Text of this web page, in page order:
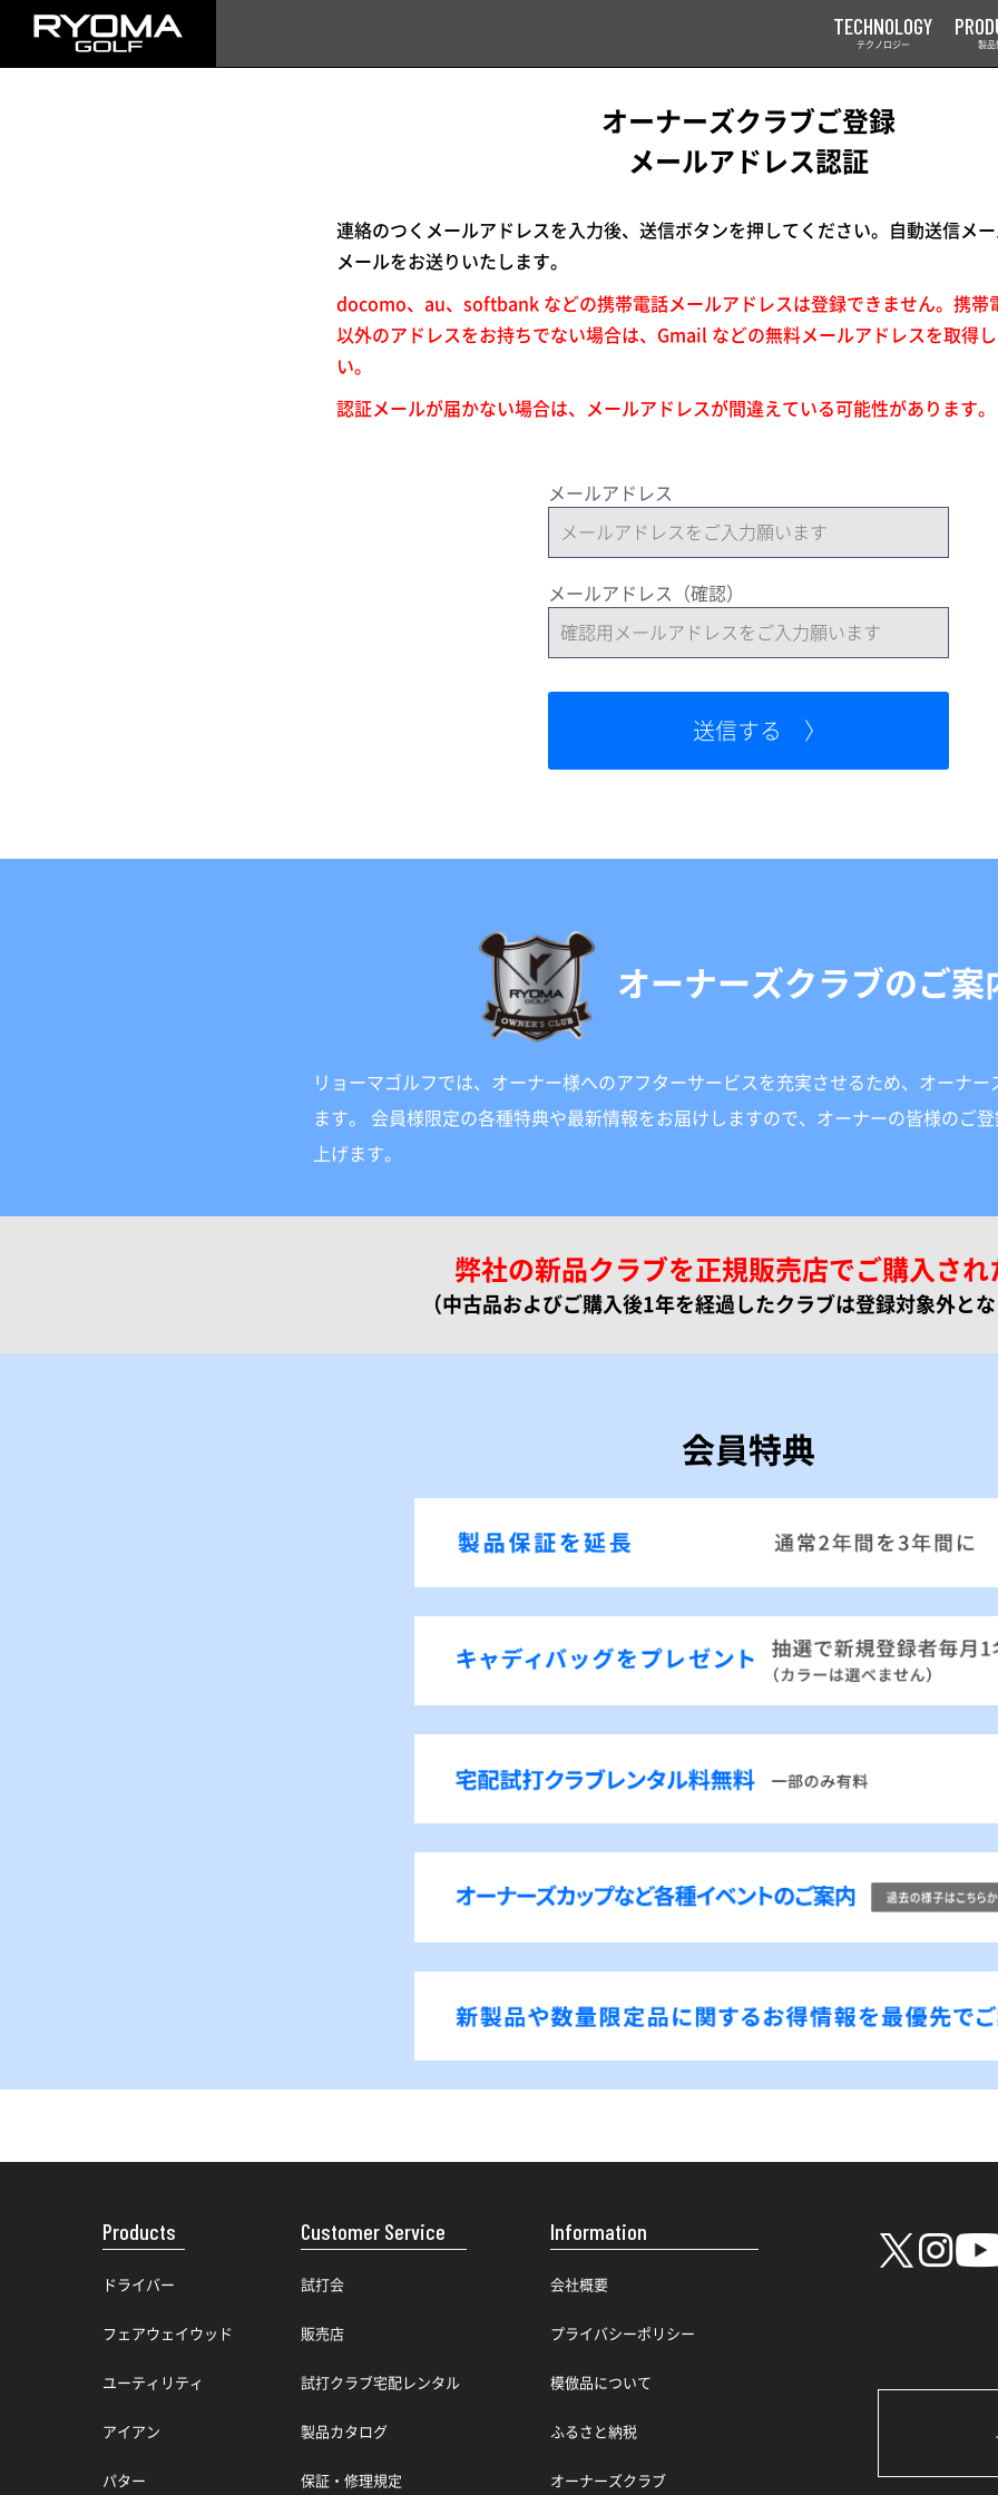
TECHNOLOGY
テクノロジー 製品
オーナーズクラブご登録
メールアドレス認証
連絡のつくメールアドレスを入力後、送信ボタンを押してください。自動送信メ
メールをお送りいたします。
docomo、au、softbank などの携帯電話メールアドレスは登録できません。携帯
以外のアドレスをお持ちでない場合は、Gmail などの無料メールアドレスを取得
い。
認証メールが届かない場合は、メールアドレスが間違えている可能性があります。
メールアドレス
メールアドレス（確認）
オーナーズクラブのご案
リョーマゴルフでは、オーナー様へのアフターサービスを充実させるため、オーナー
ます。 会員様限定の各種特典や最新情報をお届けしますので、オーナーの皆様のご
上げます。
弊社の新品クラブを正規販売店でご購入され
（中古品およびご購入後1年を経過したクラブは登録対象外と
会員特典
Products
ドライバー
フェアウェイウッド
ユーティリティ
アイアン
パター
Customer Service
試打会
販売店
試打クラブ宅配レンタル
製品カタログ
保証・修理規定
Information
会社概要
プライバシーポリシー
模倣品について
ふるさと納税
オーナーズクラブ